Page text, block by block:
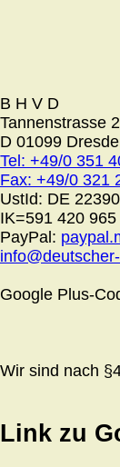
B H V D
Tannenstrasse 2
D 01099
Tel: +49/0 351
Fax: +49/0 321
UstId: DE
IK=591 420 965
PayPal:
Google Plus-
Wir sind nach
Link zu